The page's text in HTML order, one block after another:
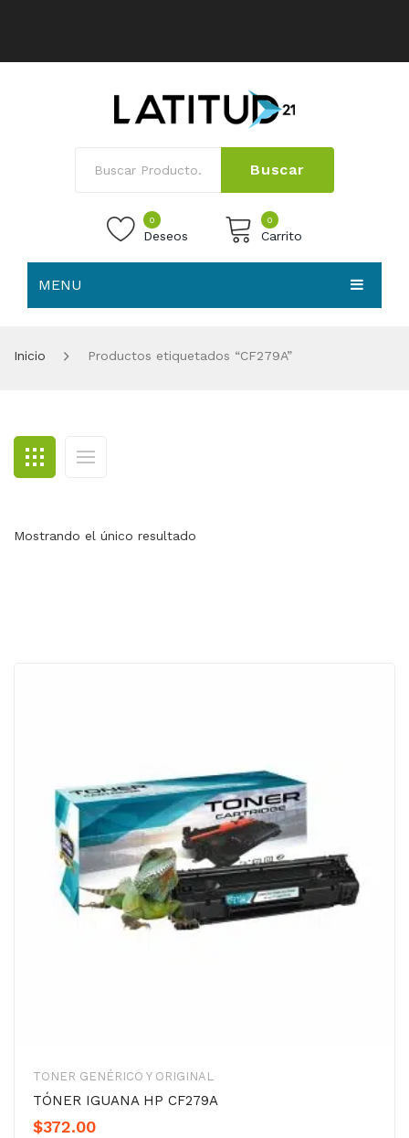
Buscar
0
Deseos
0
Carrito
MENU
BLOG
CONTACTO
Inicio Productos etiquetados “CF279A”
Mostrando el único resultado
TONER GENÉRICO Y ORIGINAL
TÓNER IGUANA HP CF279A
$372.00